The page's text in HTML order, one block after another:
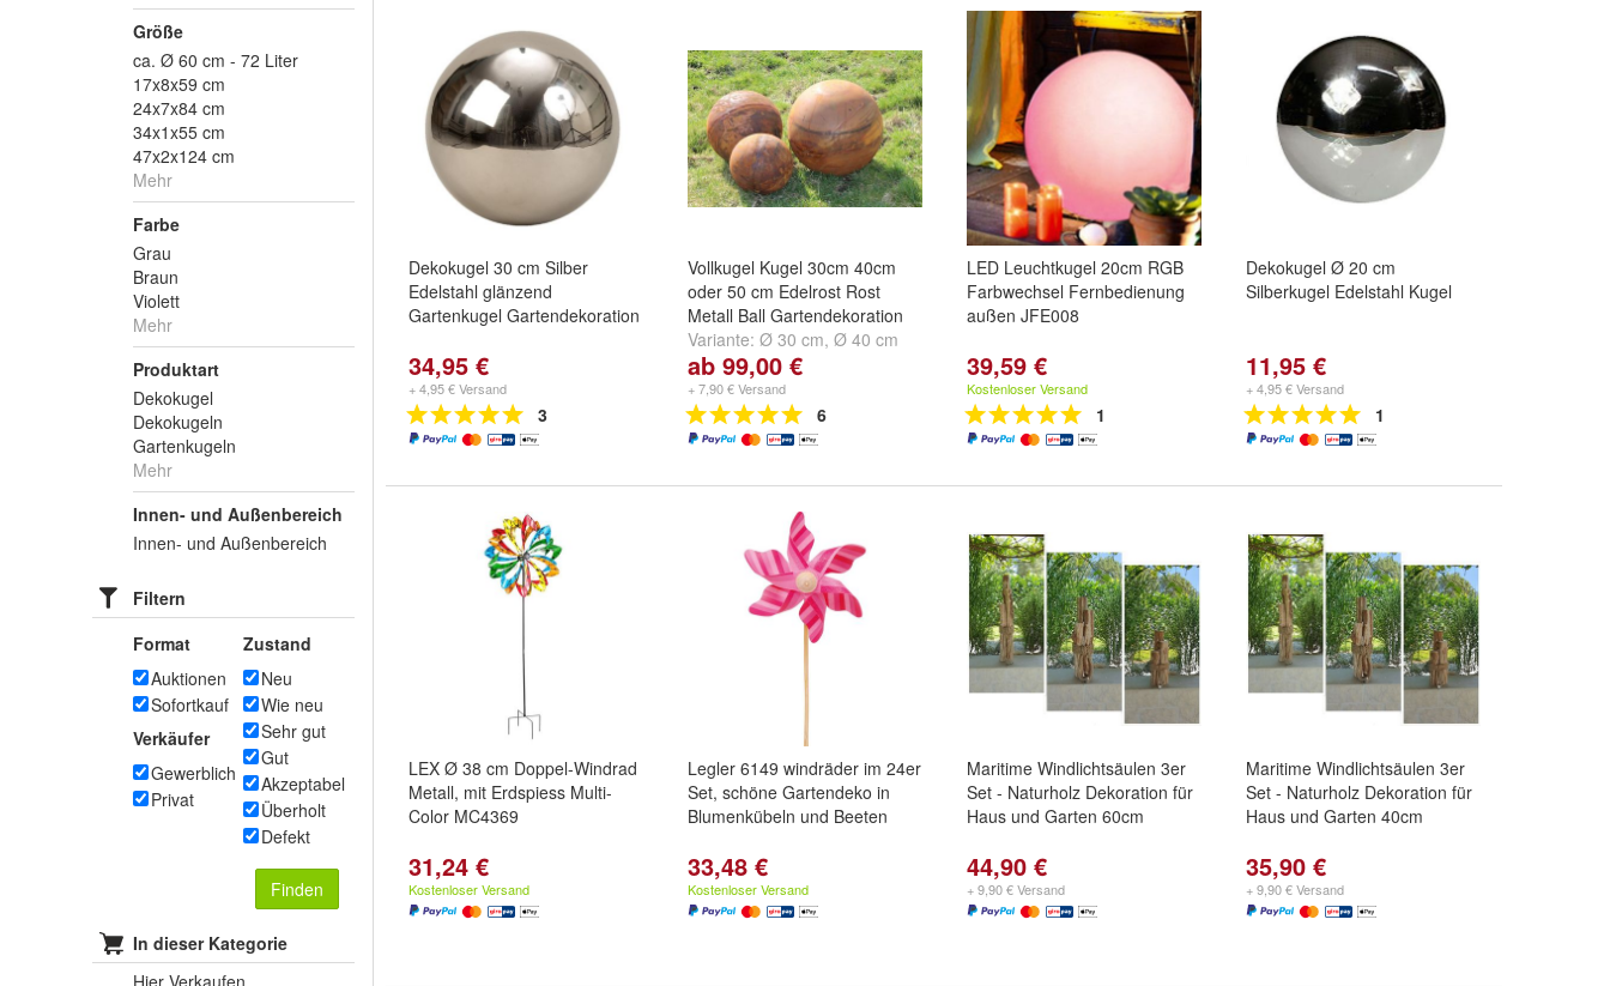
Größe
ca. Ø 60 cm - 72 Liter
17x8x59 cm
24x7x84 cm
34x1x55 cm
47x2x124 cm
Mehr
Farbe
Grau
Braun
Violett
Mehr
Produktart
Dekokugel
Dekokugeln
Gartenkugeln
Mehr
Innen- und Außenbereich
Innen- und Außenbereich
Filtern
Format
Auktionen
Sofortkauf
Verkäufer
Gewerblich
Privat
Zustand
Neu
Wie neu
Sehr gut
Gut
Akzeptabel
Überholt
Defekt
Finden
In dieser Kategorie
Hier Verkaufen
Dekokugel 30 cm Silber
Edelstahl glänzend
Gartenkugel Gartendekoration
34,95 €
+ 4,95 € Versand
3
Vollkugel Kugel 30cm 40cm
oder 50 cm Edelrost Rost
Metall Ball Gartendekoration
Variante: Ø 30 cm, Ø 40 cm
und Ø 50 cm
ab 99,00 €
+ 7,90 € Versand
6
LED Leuchtkugel 20cm RGB
Farbwechsel Fernbedienung
außen JFE008
39,59 €
Kostenloser Versand
1
Dekokugel Ø 20 cm
Silberkugel Edelstahl Kugel
11,95 €
+ 4,95 € Versand
1
LEX Ø 38 cm Doppel-Windrad
Metall, mit Erdspiess Multi-
Color MC4369
31,24 €
Kostenloser Versand
Legler 6149 windräder im 24er
Set, schöne Gartendeko in
Blumenkübeln und Beeten
33,48 €
Kostenloser Versand
Maritime Windlichtsäulen 3er
Set - Naturholz Dekoration für
Haus und Garten 60cm
44,90 €
+ 9,90 € Versand
Maritime Windlichtsäulen 3er
Set - Naturholz Dekoration für
Haus und Garten 40cm
35,90 €
+ 9,90 € Versand